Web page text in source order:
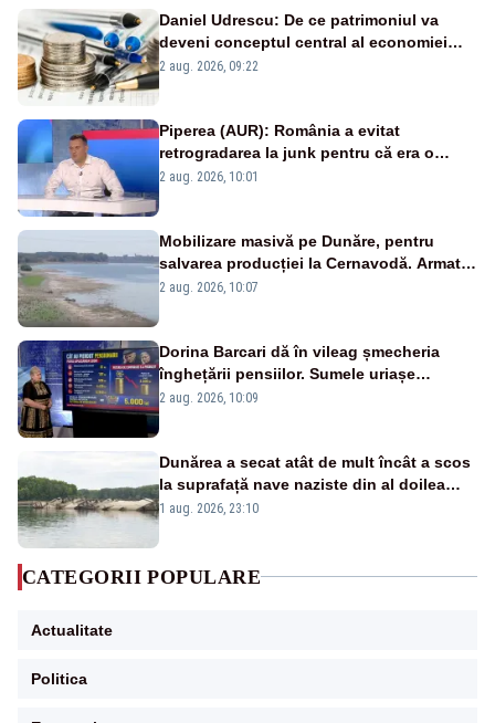
Daniel Udrescu: De ce patrimoniul va
deveni conceptul central al economiei
viitoare?
2 aug. 2026, 09:22
Piperea (AUR): România a evitat
retrogradarea la junk pentru că era o
catastrofă pentru bănci și fondurile de
2 aug. 2026, 10:01
Mobilizare masivă pe Dunăre, pentru
salvarea producției la Cernavodă. Armata
va detona o stâncă și va devia apa
2 aug. 2026, 10:07
Dorina Barcari dă în vileag șmecheria
înghețării pensiilor. Sumele uriașe
pierdute de fiecare român
2 aug. 2026, 10:09
Dunărea a secat atât de mult încât a scos
la suprafață nave naziste din al doilea
război mondial
1 aug. 2026, 23:10
CATEGORII POPULARE
Actualitate
Politica